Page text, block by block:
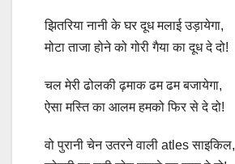
झितरिया नानी के घर दूध मलाई उड़ायेगा,
मोटा ताजा होने को गोरी गैया का दूध दे दो!
चल मेरी ढोलकी ढ़माक ढम ढम बजायेगा,
ऐसा मस्ति का आलम हमको फिर से दे दो!
वो पुरानी चेन उतरने वाली atles साइकिल,